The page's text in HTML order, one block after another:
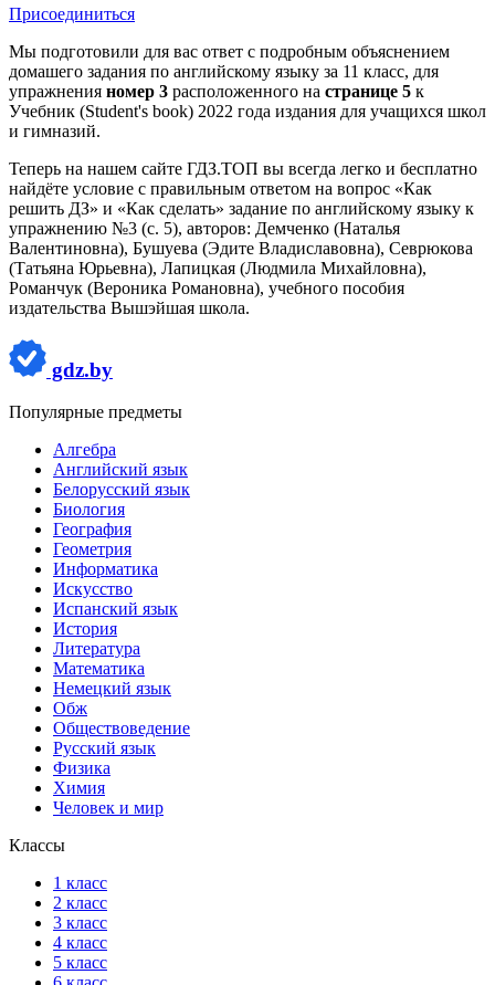
Присоединиться
Мы подготовили для вас ответ c подробным объяснением
домашего задания по английскому языку за 11 класс, для
упражнения номер 3 расположенного на странице 5 к
Учебник (Student's book) 2022 года издания для учащихся школ
и гимназий.
Теперь на нашем сайте ГДЗ.ТОП вы всегда легко и бесплатно
найдёте условие с правильным ответом на вопрос «Как
решить ДЗ» и «Как сделать» задание по английскому языку к
упражнению №3 (с. 5), авторов: Демченко (Наталья
Валентиновна), Бушуева (Эдите Владиславовна), Севрюкова
(Татьяна Юрьевна), Лапицкая (Людмила Михайловна),
Романчук (Вероника Романовна), учебного пособия
издательства Вышэйшая школа.
gdz.by
Популярные предметы
Алгебра
Английский язык
Белорусский язык
Биология
География
Геометрия
Информатика
Искусство
Испанский язык
История
Литература
Математика
Немецкий язык
Обж
Обществоведение
Русский язык
Физика
Химия
Человек и мир
Классы
1 класс
2 класс
3 класс
4 класс
5 класс